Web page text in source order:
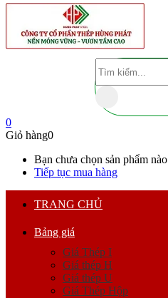
0
Giỏ hàng0
Bạn chưa chọn sản phẩm nào
Tiếp tục mua hàng
TRANG CHỦ
Bảng giá
Giá Thép I
Giá thép H
Giá thép U
Giá Thép Hộp